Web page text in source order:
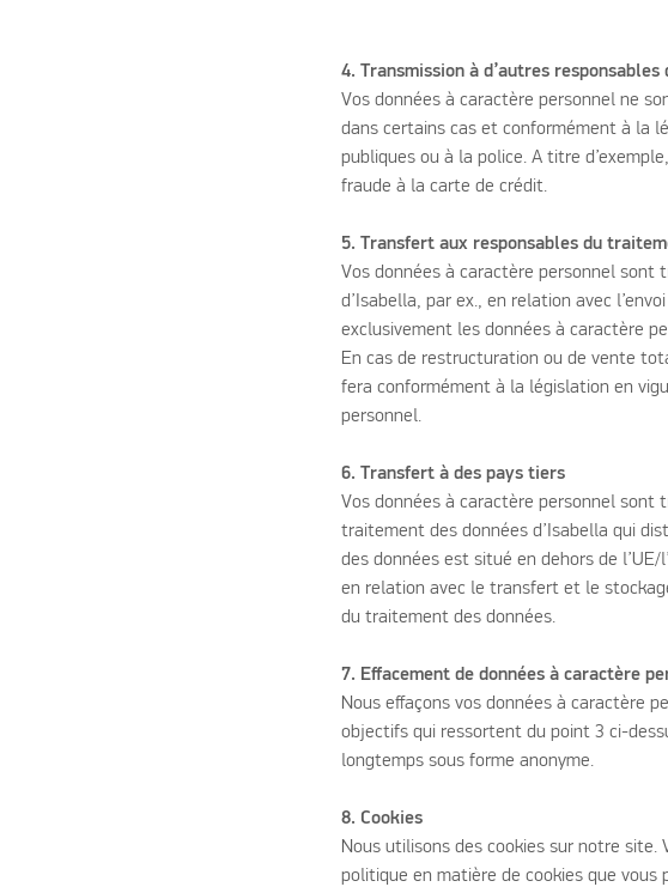
4. Transmission à d’autres responsables
Vos données à caractère personnel ne
dans certains cas et conformément à la
publiques ou à la police. A titre
fraude à la carte de crédit.
5. Transfert aux responsables du
Vos données à caractère personnel sont
d’Isabella, par ex., en relation avec
exclusivement les données à caractère
En cas de restructuration ou de vente
fera conformément à la législation en
personnel.
6. Transfert à des pays tiers
Vos données à caractère personnel sont
traitement des données d’Isabella qui
des données est situé en dehors de
en relation avec le transfert et le
du traitement des données.
7. Effacement de données à caractère
Nous effaçons vos données à caractère
objectifs qui ressortent du point 3 ci-
longtemps sous forme anonyme.
8. Cookies
Nous utilisons des cookies sur notre site.
politique en matière de cookies que vous